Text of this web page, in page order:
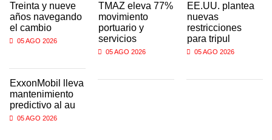
Treinta y nueve
años navegando
el cambio
05 AGO 2026
ExxonMobil lleva
mantenimiento
predictivo al au
05 AGO 2026
TMAZ eleva 77%
movimiento
portuario y
servicios
05 AGO 2026
EE.UU. plantea
nuevas
restricciones
para tripul
05 AGO 2026